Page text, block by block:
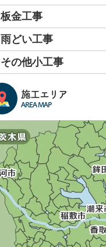
板金工事
雨どい工事
その他小工事
施工エリア
AREA MAP